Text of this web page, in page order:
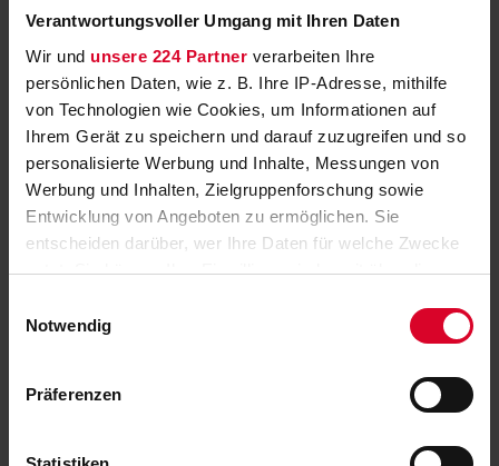
Verantwortungsvoller Umgang mit Ihren Daten
Wir und unsere 224 Partner verarbeiten Ihre
persönlichen Daten, wie z. B. Ihre IP-Adresse, mithilfe
von Technologien wie Cookies, um Informationen auf
Ihrem Gerät zu speichern und darauf zuzugreifen und so
personalisierte Werbung und Inhalte, Messungen von
Werbung und Inhalten, Zielgruppenforschung sowie
Entwicklung von Angeboten zu ermöglichen. Sie
entscheiden darüber, wer Ihre Daten für welche Zwecke
nutzt. Sie können Ihre Einwilligung jederzeit über die
Trigger Symbol ändern oder widerrufen
Informationen über Ihre geografische Lage
können
Notwendig
Präferenzen
Neue ORF-III-Doku beleuchtet Roma im
Burgenland
heute
RB Leipzig testet bei Leeds United live bei
ServusTV
Sehnsuchtsorte